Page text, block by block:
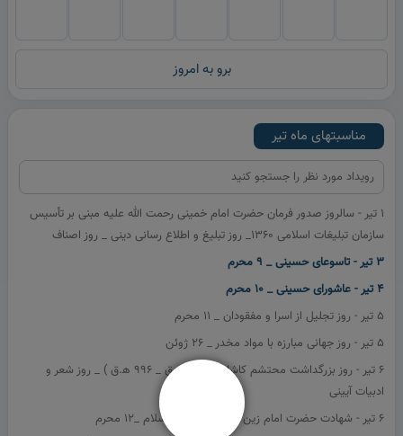
برو به امروز
مناسبتهای ماهتیر
1 تیر - سالروز صدور فرمان حضرت امام خمينی رحمت الله علیه مبنی بر تأسيس
سازمان تبليغات اسلامی 1360_ روز تبليغ و اطلاع رسانی دینی _ روز اصناف
3 تیر - تاسوعای حسینی _ 9 محرم
4 تیر - عاشورای حسینی _ 10 محرم
5 تیر - روز تجليل از اسرا و مفقودان _ 11 محرم
5 تیر - روز جهانی مبارزه با مواد مخدر _ 26 ژوئن
6 تیر - روز بزرگداشت محتشم كاشانی (۹۰۵ ه‍.ق _ ۹۹۶ ه‍.ق ) _ روز شعر و
ادبيات آیينی
6 تیر - شهادت حضرت امام زین العابدین عليه السلام _12 محرم